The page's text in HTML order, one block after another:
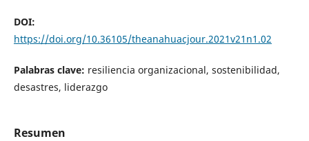
DOI:
https://doi.org/10.36105/theanahuacjour.2021v21n1.02
Palabras clave: resiliencia organizacional, sostenibilidad,
desastres, liderazgo
Resumen